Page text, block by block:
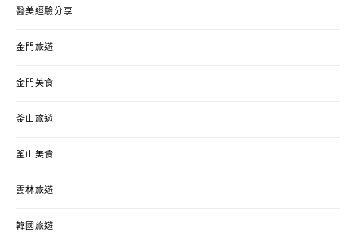
醫美經驗分享
金門旅遊
金門美食
釜山旅遊
釜山美食
雲林旅遊
韓國旅遊